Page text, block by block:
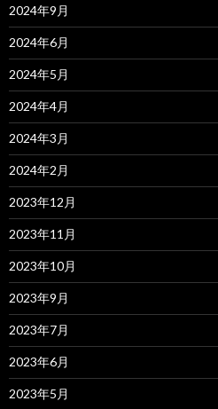
2024年9月
2024年6月
2024年5月
2024年4月
2024年3月
2024年2月
2023年12月
2023年11月
2023年10月
2023年9月
2023年7月
2023年6月
2023年5月